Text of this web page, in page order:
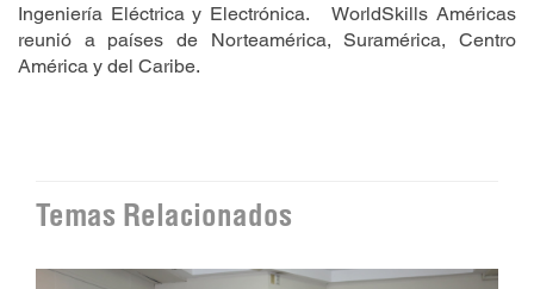
Ingeniería Eléctrica y Electrónica. WorldSkills Américas
reunió a países de Norteamérica, Suramérica, Centro
América y del Caribe.
Temas Relacionados